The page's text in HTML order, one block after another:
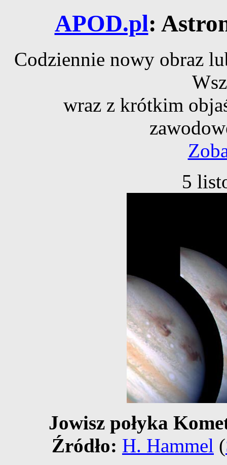
APOD.pl:
Codziennie nowy obraz
wraz z krótkim
5
Jowisz połyka
Źródło: H. Hammel (